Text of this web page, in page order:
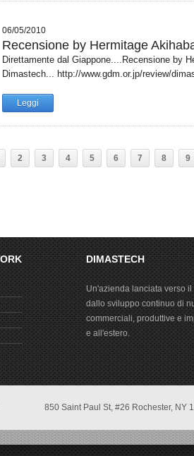
06/05/2010
Recensione by Hermitage
Direttamente dal Giappone....Recensione by
Dimastech... http://www.gdm.or.jp/review/
Leggi
2 3 4 5 6 7 8 9
DIMASTECH
Un'azienda lanciata verso
dallo sviluppo continuo di
commerciali, produttive e
e all'estero.
850 Saint Paul St, #26 Rochester, NY